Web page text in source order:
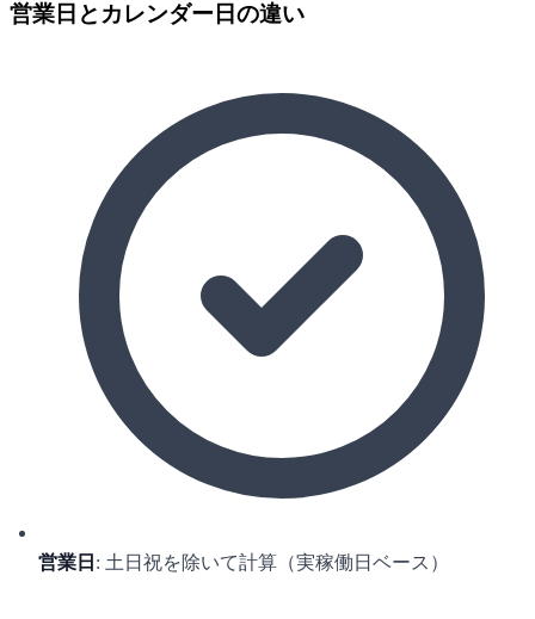
営業日とカレンダー日の違い
営業日 : 土日祝を除いて計算（実稼働日ベース）